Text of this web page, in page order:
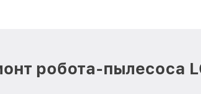
робота-пылесоса